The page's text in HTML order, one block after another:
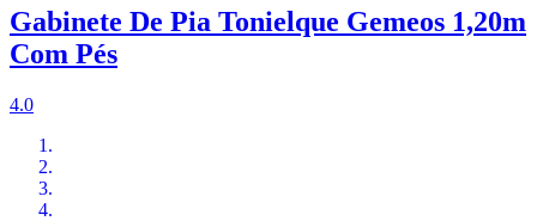
Gabinete De Pia Tonielque Gemeos 1,20m
Com Pés
4.0